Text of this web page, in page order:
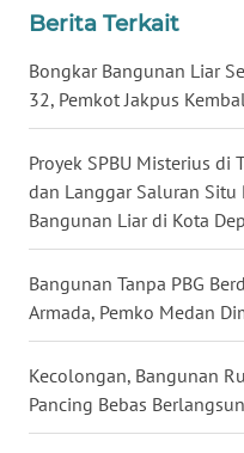
Berita Terkait
Bongkar Bangunan Liar
32, Pemkot Jakpus
Proyek SPBU Misterius di
dan Langgar Saluran
Bangunan Liar di Kota
Bangunan Tanpa PBG
Armada, Pemko Medan
Kecolongan, Bangunan
Pancing Bebas
KALTARA
WN
KALSEL
WN
KALTIM
WN
SULSEL
WN